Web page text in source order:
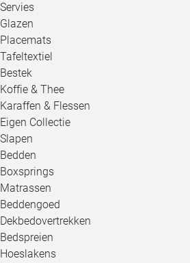
Servies
Glazen
Placemats
Tafeltextiel
Bestek
Koffie & Thee
Karaffen & Flessen
Eigen Collectie
Slapen
Bedden
Boxsprings
Matrassen
Beddengoed
Dekbedovertrekken
Bedspreien
Hoeslakens